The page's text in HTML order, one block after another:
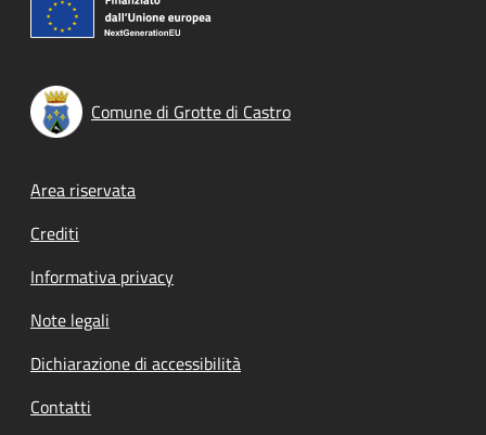
Comune di Grotte di Castro
Footer menu
Area riservata
Crediti
Informativa privacy
Note legali
Dichiarazione di accessibilità
Contatti